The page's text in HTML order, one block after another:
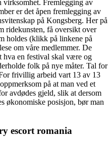
virksomhet. Fremlegging av
er det åpen fremlegging av
på Kongsberg. Her på
ridekunsten, få oversikt over
holdes (klikk på linkene på
om våre medlemmer. De
hva en festival skal være og
folk på nye måter. Tal for
frivillig arbeid vart 13 av 13
på at man ved et
avdødes gjeld, slik at dersom
økonomiske posisjon, bør man
escort romania